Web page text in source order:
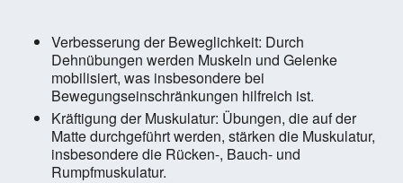
Verbesserung der Beweglichkeit: Durch
Dehnübungen werden Muskeln und Gelenke
mobilisiert, was insbesondere bei
Bewegungseinschränkungen hilfreich ist.
Kräftigung der Muskulatur: Übungen, die auf der
Matte durchgeführt werden, stärken die Muskulatur,
insbesondere die Rücken-, Bauch- und
Rumpfmuskulatur.